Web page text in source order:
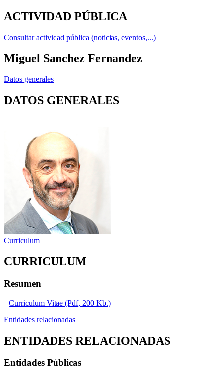
ACTIVIDAD PÚBLICA
Consultar actividad pública (noticias, eventos,...)
Miguel Sanchez Fernandez
Datos generales
DATOS GENERALES
Curriculum
CURRICULUM
Resumen
Curriculum Vitae (Pdf, 200 Kb.)
Entidades relacionadas
ENTIDADES RELACIONADAS
Entidades Públicas